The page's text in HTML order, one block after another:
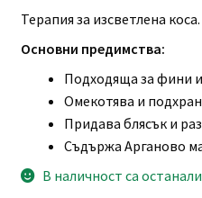
Терапия за изсветлена коса.
Основни предимства:
Подходяща за фини
Омекотява и
Придава блясък и
Съдържа Арганово
В наличност са